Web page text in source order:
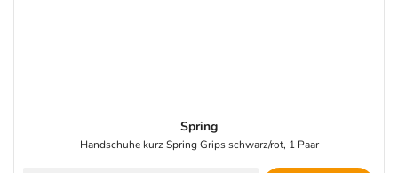
Spring
Handschuhe kurz Spring Grips schwarz/rot, 1 Paar